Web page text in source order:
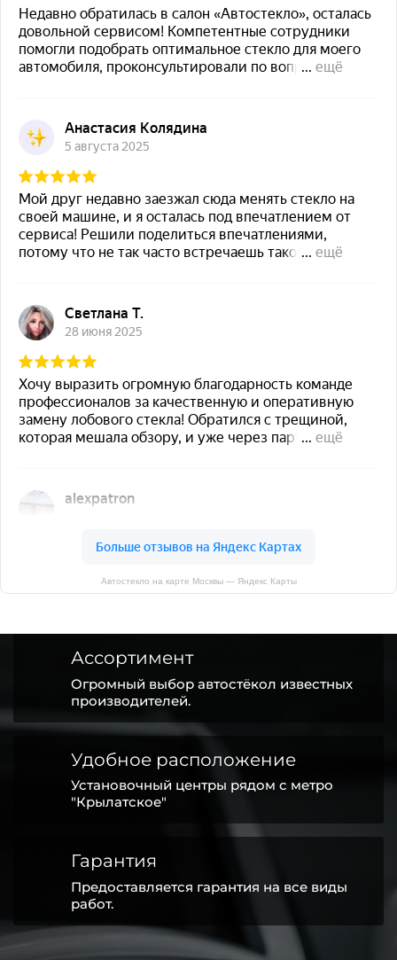
Автостекло на карте Москвы — Яндекс Карты
Ассортимент
Огромный выбор автостёкол известных
производителей.
Удобное расположение
Установочный центры рядом с метро
"Крылатское"
Гарантия
Предоставляется гарантия на все виды
работ.